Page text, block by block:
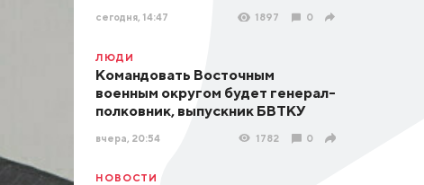
сегодня, 14:47 1897 0
ЛЮДИ
Командовать Восточным
военным округом будет генерал-
полковник, выпускник БВТКУ
вчера, 20:54 1782 0
НОВОСТИ